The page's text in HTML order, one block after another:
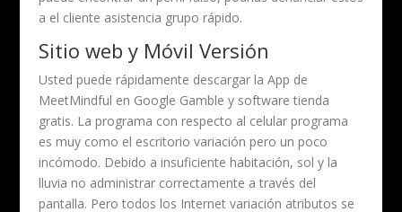
a el cliente asistencia grupo rápido.
Sitio web y Móvil Versión
Usted puede rápidamente descargar la App de
MeetMindful en Google Gamble y software tienda
gratis. La programa con respecto al celular programa
es muy como el escritorio variación pero un poco
incómodo. Debido a insuficiente habitación, sol y la
lluvia no administrar correctamente a través del
pantalla. Pero todos los Internet variación atributos se